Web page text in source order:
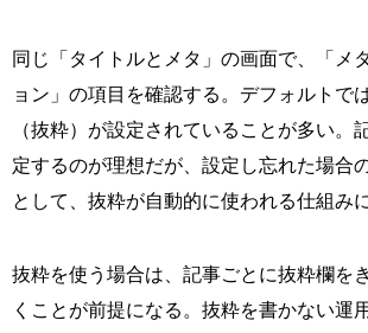
同じ「タイトルとメタ」の画面で、「メ
ョン」の項目を確認する。デフォルトで
（抜粋）が設定されていることが多い。
定するのが理想だが、設定し忘れた場合
として、抜粋が自動的に使われる仕組み
抜粋を使う場合は、記事ごとに抜粋欄を
くことが前提になる。抜粋を書かない運